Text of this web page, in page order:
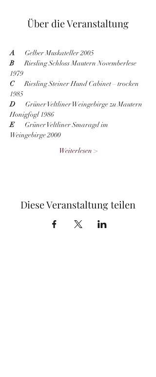
Über die Veranstaltung
A Gelber Muskateller 2005
B Riesling Schloss Mautern Novemberlese
1979
C Riesling Steiner Hund Cabinet – trocken
1985
D Grüner Veltliner Weingebirge zu Mautern
Honigfogl 1986
E Grüner Veltliner Smaragd im
Weingebirge 2000
Weiterlesen >
Diese Veranstaltung teilen